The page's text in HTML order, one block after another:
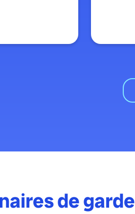
de garde